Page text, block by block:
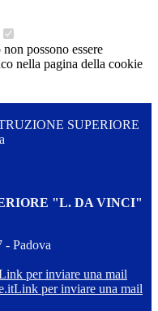
possono essere
nella pagina della cookie
SUPERIORE
"L. DA VINCI"
- Padova
per inviare una mail
Link per inviare una mail